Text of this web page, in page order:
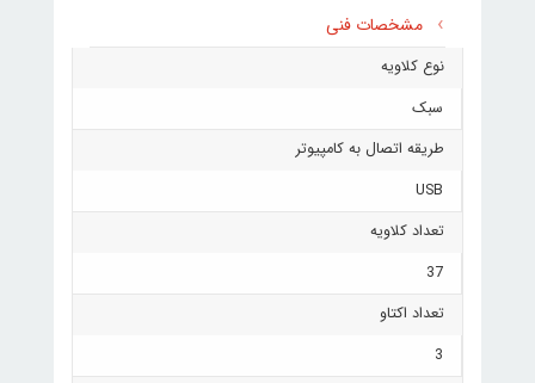
مشخصات فنی
نوع کلاویه
سبک
طریقه اتصال به کامپیوتر
USB
تعداد کلاویه
37
تعداد اکتاو
3